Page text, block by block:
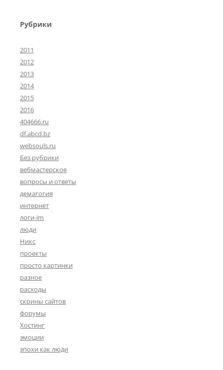
Рубрики
2011
2012
2013
2014
2015
2016
404666.ru
df.abcd.bz
websouls.ru
Без рубрики
вебмастерское
вопросы и ответы
демагогия
интернет
логи-im
люди
Никс
проекты
просто картинки
разное
расходы
скрины сайтов
форумы
Хостинг
эмоции
эпохи как люди